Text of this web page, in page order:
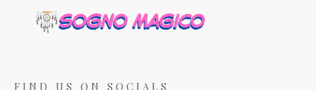
FIND US ON SOCIALS